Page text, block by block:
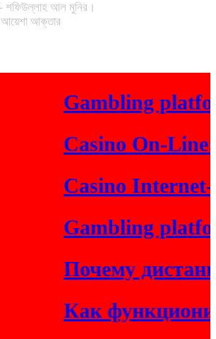
শফিউল্লাহ আল মুনির।
আয়েশা আক্তার
Gambling
Casino On-Line:
Casino Internet-
Gambling
Почему
Как